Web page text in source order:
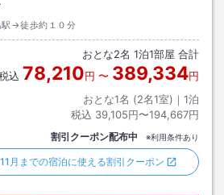
駅→徒歩約１０分
おとな2名 1泊1部屋 合計
込 78,210円 〜 389,334円
おとな1名 (2名1室)｜ 1泊
税込 39,105円〜194,667円
割引クーポン配布中 ※利用条件あり
11月までの宿泊に使える割引クーポン